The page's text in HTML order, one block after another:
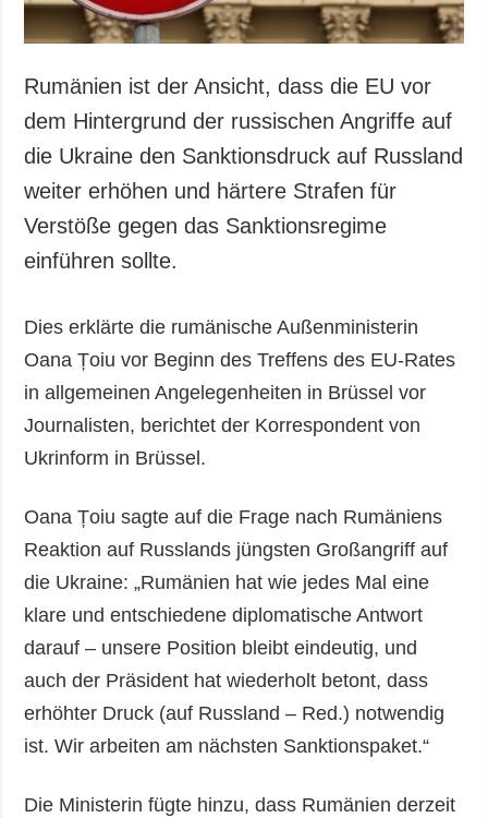
Rumänien ist der Ansicht, dass die EU vor
dem Hintergrund der russischen Angriffe auf
die Ukraine den Sanktionsdruck auf Russland
weiter erhöhen und härtere Strafen für
Verstöße gegen das Sanktionsregime
einführen sollte.
Dies erklärte die rumänische Außenministerin
Oana Țoiu vor Beginn des Treffens des EU-Rates
in allgemeinen Angelegenheiten in Brüssel vor
Journalisten, berichtet der Korrespondent von
Ukrinform in Brüssel.
Oana Țoiu sagte auf die Frage nach Rumäniens
Reaktion auf Russlands jüngsten Großangriff auf
die Ukraine: „Rumänien hat wie jedes Mal eine
klare und entschiedene diplomatische Antwort
darauf – unsere Position bleibt eindeutig, und
auch der Präsident hat wiederholt betont, dass
erhöhter Druck (auf Russland – Red.) notwendig
ist. Wir arbeiten am nächsten Sanktionspaket.“
Die Ministerin fügte hinzu, dass Rumänien derzeit